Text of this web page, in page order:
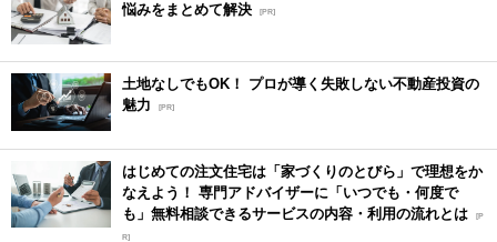
悩みをまとめて解決 [PR]
土地なしでもOK！ プロが導く失敗しない不動産投資の
魅力
[PR]
はじめての注文住宅は「家づくりのとびら」で理想をか
なえよう！ 専門アドバイザーに「いつでも・何度で
も」無料相談できるサービスの内容・利用の流れとは [P
R]